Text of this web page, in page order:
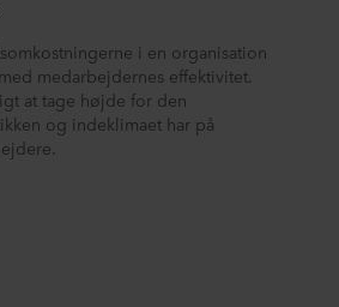
i en organisation
medarbejdernes effektivitet.
at tage højde for den
og indeklimaet har på